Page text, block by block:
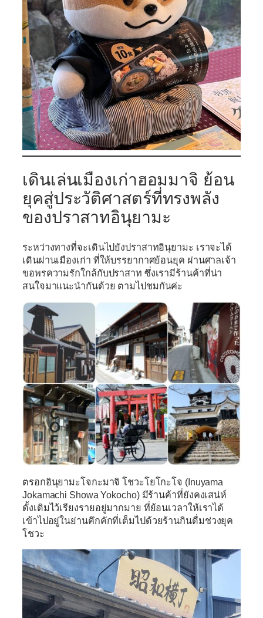
เดินเล่นเมืองเก่าฮอมมาจิ ย้อน
ยุคสู่ประวัติศาสตร์ที่ทรงพลัง
ของปราสาทอินุยามะ
ระหว่างทางที่จะเดินไปยังปราสาทอินุยามะ เราจะได้
เดินผ่านเมืองเก่า ที่ให้บรรยากาศย้อนยุค ผ่านศาลเจ้า
ขอพรความรักใกล้กับปราสาท ซึ่งเรามีร้านค้าที่น่า
สนใจมาแนะนำกันด้วย ตามไปชมกันค่ะ
ตรอกอินุยามะโจกะมาจิ โชวะโยโกะโจ (Inuyama
Jokamachi Showa Yokocho)มีร้านค้าที่ยังคงเสน่ห์
ดั้งเดิมไว้เรียงรายอยู่มากมาย ที่ย้อนเวลาให้เราได้
เข้าไปอยู่ในย่านคึกคักที่เต็มไปด้วยร้านกินดื่มช่วงยุค
โชวะ